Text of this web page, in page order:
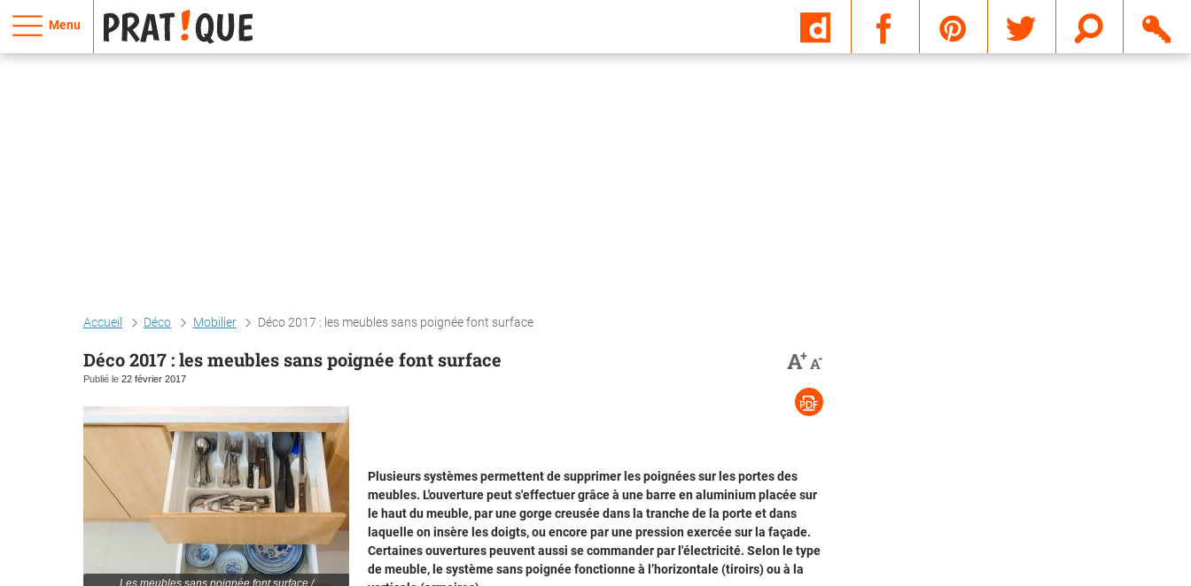
Menu
Accueil Déco Mobilier Déco 2017 : les meubles sans poignée font surface
Déco 2017 : les meubles sans poignée font surface
Publié le 22 février 2017
A+A-
Les meubles sans poignée font surface /
Plusieurs systèmes permettent de supprimer les poignées sur les portes des
meubles. L'ouverture peut s'effectuer grâce à une barre en aluminium placée sur
le haut du meuble, par une gorge creusée dans la tranche de la porte et dans
laquelle on insère les doigts, ou encore par une pression exercée sur la façade.
Certaines ouvertures peuvent aussi se commander par l'électricité. Selon le type
de meuble, le système sans poignée fonctionne à l’horizontale (tiroirs) ou à la